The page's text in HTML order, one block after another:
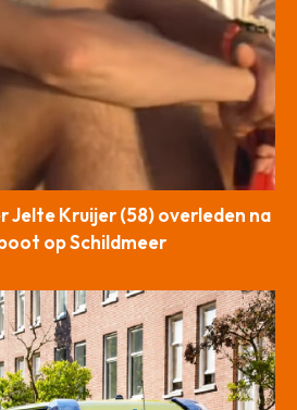
Jelte Kruijer (58) overleden na
op Schildmeer